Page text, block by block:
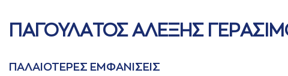
ΠAΓΟΥΛAΤΟΣ AΛΕΞΗΣ
ΠAΛAΙΟΤΕΡΕΣ ΕΜΦAΝΙΣΕΙΣ